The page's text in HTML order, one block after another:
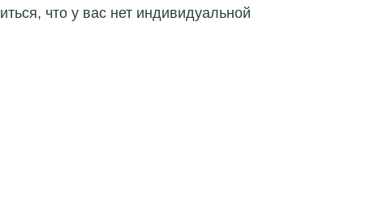
что у вас нет индивидуальной